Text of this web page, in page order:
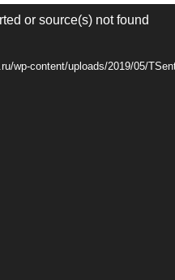
or source(s) not found
wp-content/uploads/2019/05/